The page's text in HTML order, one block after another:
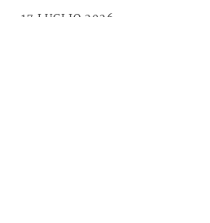
17 LUGLIO 2026